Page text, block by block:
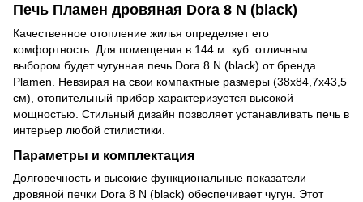
Печь Пламен дровяная Dora 8 N (black)
Качественное отопление жилья определяет его
комфортность. Для помещения в 144 м. куб. отличным
выбором будет чугунная печь Dora 8 N (black) от бренда
Plamen. Невзирая на свои компактные размеры (38х84,7х43,5
см), отопительный прибор характеризуется высокой
мощностью. Стильный дизайн позволяет устанавливать печь в
интерьер любой стилистики.
Параметры и комплектация
Долговечность и высокие функциональные показатели
дровяной печки Dora 8 N (black) обеспечивает чугун. Этот